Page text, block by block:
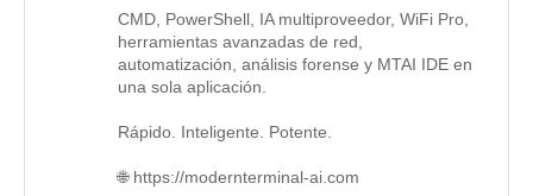
CMD, PowerShell, IA multiproveedor, WiFi Pro,
herramientas avanzadas de red,
automatización, análisis forense y MTAI IDE en
una sola aplicación.
Rápido. Inteligente. Potente.
🌐 https://modernterminal-ai.com